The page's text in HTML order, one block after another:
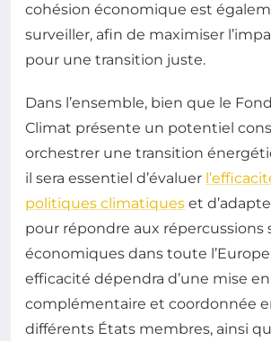
cohésion économique est
surveiller, afin de maximiser
pour une transition juste.
Dans l’ensemble, bien que le
Climat présente un potentiel
orchestrer une transition
il sera essentiel d’évaluer
politiques climatiques et
pour répondre aux répercussions
économiques dans toute
efficacité dépendra d’une mise
complémentaire et coordonnée
différents États membres, ainsi